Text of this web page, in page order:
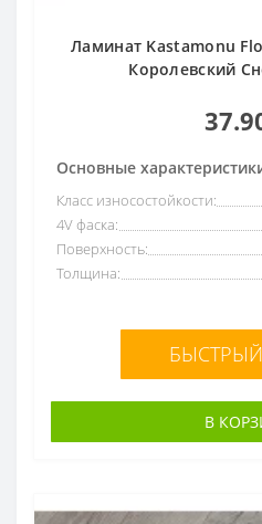
Ламинат Kastamonu
Королевский
Основные
Класс износостойкости:
4V фаска:
Поверхность:
Толщина:
В